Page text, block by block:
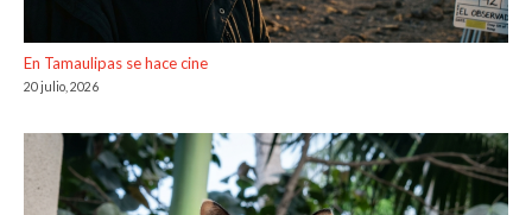
En Tamaulipas se hace cine
20 julio, 2026